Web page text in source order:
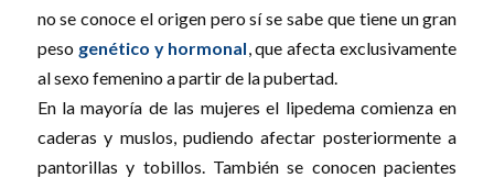
no se conoce el origen pero sí se sabe que tiene un gran
peso genético y hormonal, que afecta exclusivamente
al sexo femenino a partir de la pubertad.
En la mayoría de las mujeres el lipedema comienza en
caderas y muslos, pudiendo afectar posteriormente a
pantorillas y tobillos. También se conocen pacientes